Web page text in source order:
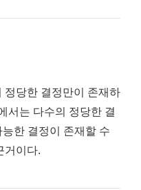
정당한 결정만이 존재하
서는 다수의 정당한 결
한 결정이 존재할 수
거이다.